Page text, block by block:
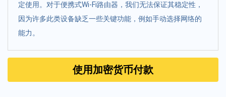
定使用。对于便携式Wi-Fi路由器，我们无法保证其稳定性，
因为许多此类设备缺乏一些关键功能，例如手动选择网络的
能力。
使用加密货币付款